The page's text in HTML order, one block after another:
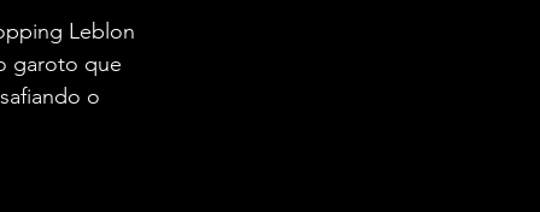
Leblon
garoto que
o